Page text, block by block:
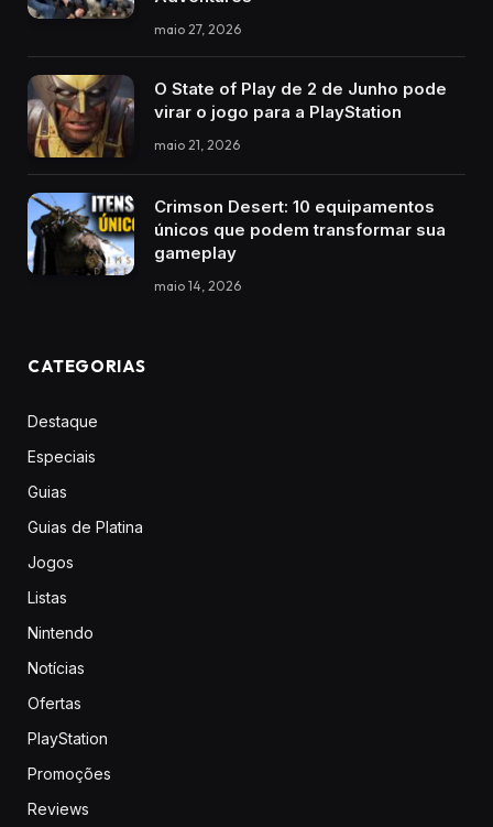
maio 27, 2026
O State of Play de 2 de Junho pode
virar o jogo para a PlayStation
maio 21, 2026
Crimson Desert: 10 equipamentos
únicos que podem transformar sua
gameplay
maio 14, 2026
CATEGORIAS
Destaque
Especiais
Guias
Guias de Platina
Jogos
Listas
Nintendo
Notícias
Ofertas
PlayStation
Promoções
Reviews